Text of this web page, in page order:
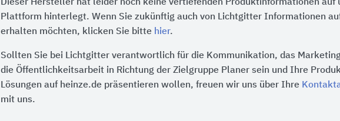
Dieser Hersteller hat leider noch keine vertiefenden Produktinformationen auf
Plattform hinterlegt. Wenn Sie zukünftig auch von Lichtgitter Informationen
erhalten möchten, klicken Sie bitte hier.
Sollten Sie bei Lichtgitter verantwortlich für die Kommunikation, das
die Öffentlichkeitsarbeit in Richtung der Zielgruppe Planer sein und Ihre
Lösungen auf heinze.de präsentieren wollen, freuen wir uns über Ihre
mit uns.